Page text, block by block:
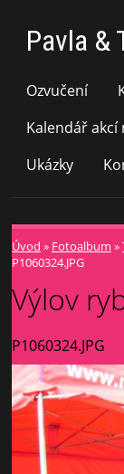
Pavla &
Ozvučení
Kalendář akcí
Ukázky
Úvod » Fotoalbum »
P1060324.JPG
Výlov
P1060324.JPG